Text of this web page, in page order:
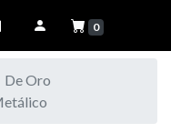
0
De Oro